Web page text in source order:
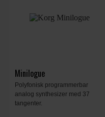
Minilogue
Polyfonisk programmerbar
analog synthesizer med 37
tangenter.